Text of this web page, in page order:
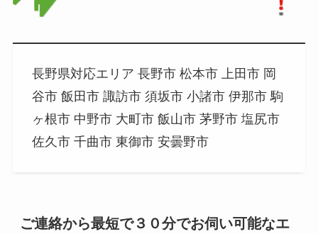
長野県対応エリア 長野市 松本市 上田市 岡
谷市 飯田市 諏訪市 須坂市 小諸市 伊那市 駒
ヶ根市 中野市 大町市 飯山市 茅野市 塩尻市
佐久市 千曲市 東御市 安曇野市
ご連絡から最短で３０分でお伺い可能なエ